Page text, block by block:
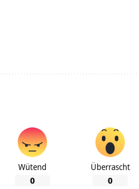
Wütend
0
Überrascht
0